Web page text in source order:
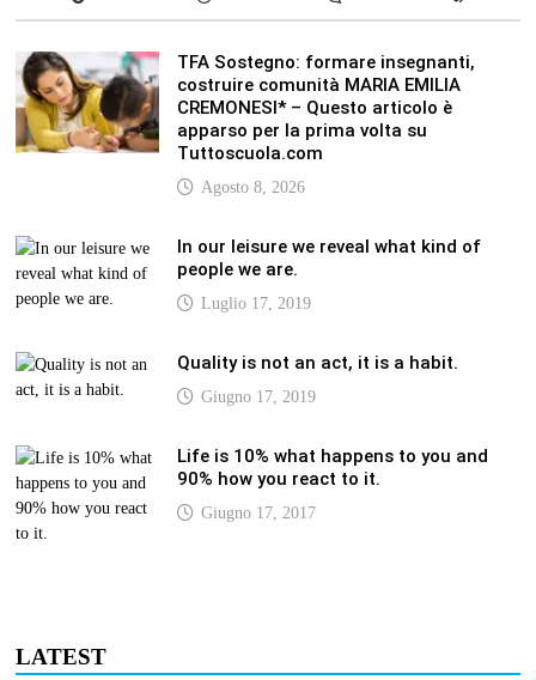
TFA Sostegno: formare insegnanti,
costruire comunità MARIA EMILIA
CREMONESI* – Questo articolo è
apparso per la prima volta su
Tuttoscuola.com
Agosto 8, 2026
In our leisure we reveal what kind of
people we are.
Luglio 17, 2019
Quality is not an act, it is a habit.
Giugno 17, 2019
Life is 10% what happens to you and
90% how you react to it.
Giugno 17, 2017
LATEST